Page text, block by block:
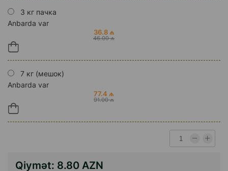
3 кг пачка
Anbarda var
36.8 ₼
46.00 ₼
7 кг (мешок)
Anbarda var
77.4 ₼
91.00 ₼
Qiymət: 8.80 AZN